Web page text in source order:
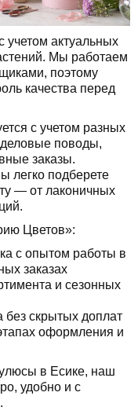
актуальных
Мы работаем
поэтому
качества перед
с учетом разных
поводы,
заказы.
легко подберете
— от лаконичных
Цветов»:
с опытом работы в
заказах
и сезонных
без скрытых доплат
оформления и
в Есике, наш
удобно и с